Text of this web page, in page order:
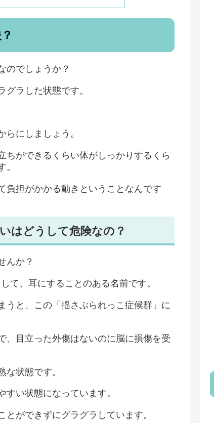
のでしょうか？
ラした状態です。
にしましょう。
ちができるくらい体がしっかりするくら
負担がかかる動きということなんです
はどうして危険なの？
んか？
て、耳にすることのある名前です。
うと、この「揺さぶられっこ症候群」に
、目立った外傷はないのに脳に損傷を受
状態です。
い状態になっています。
ができずにグラグラしています。